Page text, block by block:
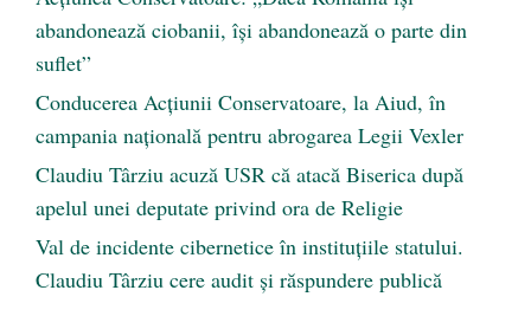
abandonează ciobanii, își abandonează o parte din
suflet”
Conducerea Acțiunii Conservatoare, la Aiud, în
campania națională pentru abrogarea Legii Vexler
Claudiu Târziu acuză USR că atacă Biserica după
apelul unei deputate privind ora de Religie
Val de incidente cibernetice în instituțiile statului.
Claudiu Târziu cere audit și răspundere publică